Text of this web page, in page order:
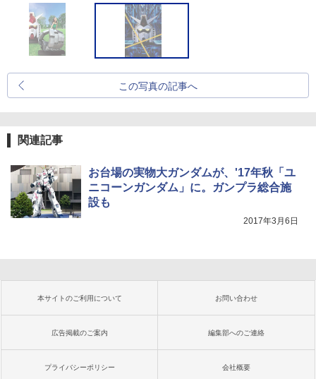
この写真の記事へ
関連記事
お台場の実物大ガンダムが、'17年秋「ユ
ニコーンガンダム」に。ガンプラ総合施
設も
2017年3月6日
本サイトのご利用について お問い合わせ
広告掲載のご案内 編集部へのご連絡
プライバシーポリシー 会社概要